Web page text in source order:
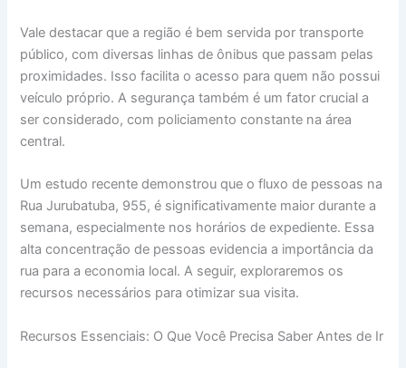
Vale destacar que a região é bem servida por transporte
público, com diversas linhas de ônibus que passam pelas
proximidades. Isso facilita o acesso para quem não possui
veículo próprio. A segurança também é um fator crucial a
ser considerado, com policiamento constante na área
central.
Um estudo recente demonstrou que o fluxo de pessoas na
Rua Jurubatuba, 955, é significativamente maior durante a
semana, especialmente nos horários de expediente. Essa
alta concentração de pessoas evidencia a importância da
rua para a economia local. A seguir, exploraremos os
recursos necessários para otimizar sua visita.
Recursos Essenciais: O Que Você Precisa Saber Antes de Ir